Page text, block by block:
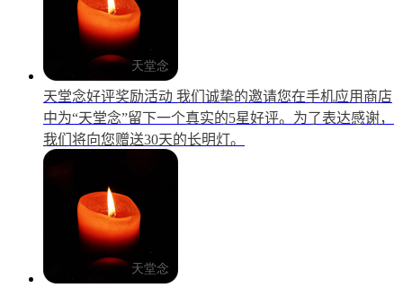
天堂念好评奖励活动 我们诚挚的邀请您在手机应用商店
中为“天堂念”留下一个真实的5星好评。为了表达感谢，
我们将向您赠送30天的长明灯。